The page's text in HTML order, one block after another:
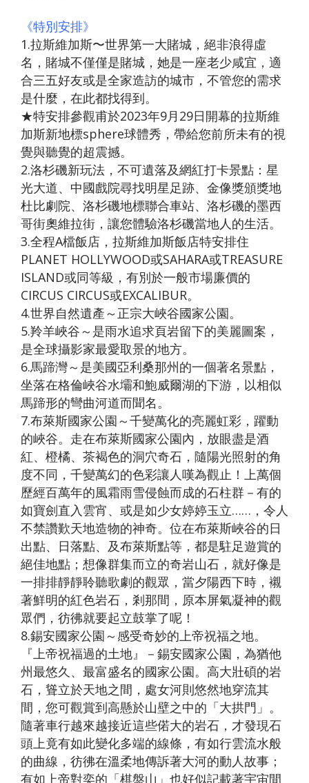
《特別安排》
1.拉斯維加斯〜世界第一大賭城，絕非浪得虛
名，賭城不僅僅是賭城，她是一座老少咸宜，適
合三五好友或是全家造訪的城市，不管您的需求
是什麼，在此都找得到。
★特安排參觀甫於2023年9月29日開幕的拉斯維
加斯新地標sphere球體秀，帶給您前所未有的視
覺與聽覺的超震撼。
2.洛杉磯新玩法，不可遺落及網紅打卡景點：星
光大道、中國戲院尋找明星足跡、金像獎頒獎地
杜比劇院、洛杉磯地標聯合車站、洛杉磯的墨西
哥街奧維拉街，讓您體驗洛杉磯當地人的生活。
3.全程A檔飯店，拉斯維加斯飯店特安排住
PLANET HOLLYWOOD或SAHARA或TREASURE
ISLAND或同等級，有別於一般市場廉價的
CIRCUS CIRCUS或EXCALIBUR。
4.世界自然遺產～正宗大峽谷國家公園。
5.羚羊峽谷～是雨水追求頁岩留下的美麗圖案，
是全球攝影家最愛取景的地方。
6.馬蹄灣～是美國亞利桑那州的一個著名景點，
坐落在格倫峽谷水壩和鮑威爾湖的下游，以相似
馬蹄形的彎曲河道而聞名。
7.布萊斯國家公園～千變萬化的亮麗虹彩，躍動
的峽谷。走在布萊斯國家公園內，放眼盡是酒
紅、橙橘、茶褐色的洞穴奇石，隨陽光照射的角
度不同，千變萬幻的色彩讓人嘆為觀止！上萬個
歷經百萬年的風霜雨雪侵蝕而成的石柱群－有的
如寶劍直入雲宵、或是如少女婷婷玉立……，令人
不禁讚歎天地造物的神奇。位在布萊斯峽谷的日
出點、日落點、及布萊斯點等，都是駐足遊賞的
絕佳地點；想像群集而立的奇岩山石，就好像是
一排排靜靜聆聽歌劇的觀眾，當夕陽西下時，襯
著鮮明的紅色岩石，剎那間，原本屏氣凝神的觀
眾們，彷彿就要起立鼓掌了呢！
8.錫安國家公園～感受奇妙的上帝祝福之地。
『上帝祝福過的土地』－錫安國家公園，為猶他
州最悠久、最富盛名的國家公園。高大壯碩的岩
石，聳立於天地之間，處女河則悠然地穿流其
間，您可觀賞到高懸於山壁之中的「大拱門」。
隨著車行越來越接近這些偌大的岩石，才發現石
頭上竟有如此變化多端的線條，有如行雲流水般
的曲線，彷彿在溫柔地傳訴著大河的動人故事；
有如上帝對奕的「棋盤山」也好似記載著宇宙間